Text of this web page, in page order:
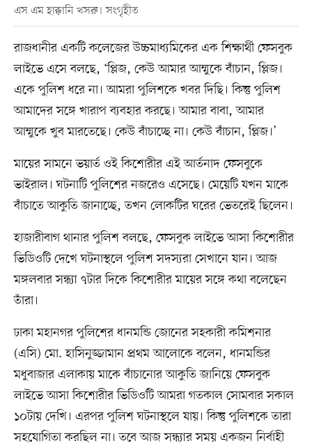
এস এম হাক্কানি খসরু। সংগৃহীত
রাজধানীর একটি কলেজের উচ্চমাধ্যমিকের এক শিক্ষার্থী ফেসবুক
লাইভে এসে বলছে, ‘প্লিজ, কেউ আমার আম্মুকে বাঁচান, প্লিজ।
একে পুলিশ ধরে না। আমরা পুলিশকে খবর দিছি। কিন্তু পুলিশ
আমাদের সঙ্গে খারাপ ব্যবহার করছে। আমার বাবা, আমার
আম্মুকে খুব মারতেছে। কেউ বাঁচাচ্ছে না। কেউ বাঁচান, প্লিজ।’
মায়ের সামনে ভয়ার্ত ওই কিশোরীর এই আর্তনাদ ফেসবুকে
ভাইরাল। ঘটনাটি পুলিশের নজরেও এসেছে। মেয়েটি যখন মাকে
বাঁচাতে আকুতি জানাচ্ছে, তখন লোকটির ঘরের ভেতরেই ছিলেন।
হাজারীবাগ থানার পুলিশ বলছে, ফেসবুক লাইভে আসা কিশোরীর
ভিডিওটি দেখে ঘটনাস্থলে পুলিশ সদস্যরা সেখানে যান। আজ
মঙ্গলবার সন্ধ্যা ৭টার দিকে কিশোরীর মায়ের সঙ্গে কথা বলেছেন
তাঁরা।
ঢাকা মহানগর পুলিশের ধানমন্ডি জোনের সহকারী কমিশনার
(এসি) মো. হাসিনুজ্জামান প্রথম আলোকে বলেন, ধানমন্ডির
মধুবাজার এলাকায় মাকে বাঁচানোর আকুতি জানিয়ে ফেসবুক
লাইভে আসা কিশোরীর ভিডিওটি আমরা গতকাল সোমবার সকাল
১০টায় দেখি। এরপর পুলিশ ঘটনাস্থলে যায়। কিন্তু পুলিশকে তারা
সহযোগিতা করছিল না। তবে আজ সন্ধ্যার সময় একজন নির্বাহী